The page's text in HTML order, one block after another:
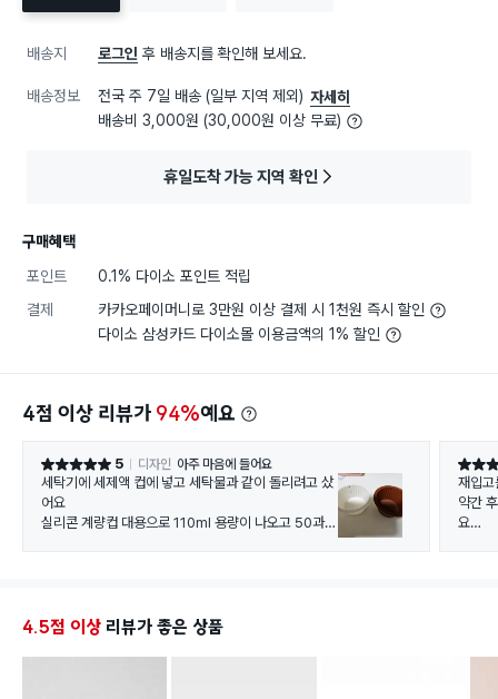
배송지 로그인 후 배송지를 확인해 보세요.
배송정보 전국 주 7일 배송 (일부 지역 제외) 자세히
배송비 3,000원 (30,000원 이상 무료)
휴일도착 가능 지역 확인
구매혜택
포인트
0.1% 다이소 포인트 적립
결제
카카오페이머니로 3만원 이상 결제 시 1천원 즉시 할인
다이소 삼성카드 다이소몰 이용금액의 1% 할인
4점 이상 리뷰가 94%예요
별점 5점 5 디자인 아주 마음에 들어요
세탁기에 세제액 컵에 넣고 세탁물과 같이 돌리려고 샀
어요
실리콘 계량컵 대용으로 110ml 용량이 나오고 50과 1
별점 5
재입고
약간
요
4.5점 이상 리뷰가 좋은 상품